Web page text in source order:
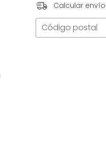
Calcular envío
Código postal